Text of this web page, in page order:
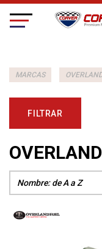
MARCAS
FILTRAR